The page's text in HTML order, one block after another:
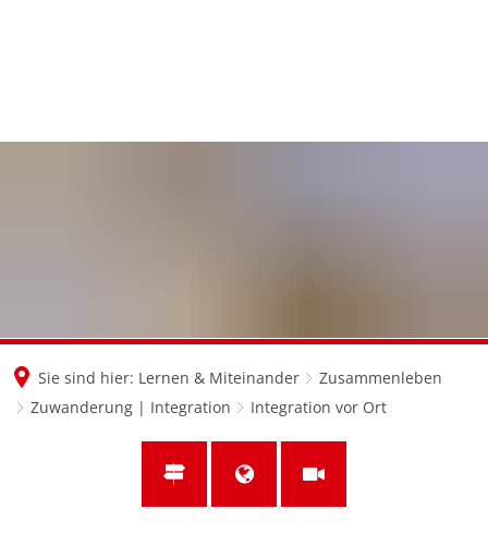
de
Sie sind hier: Lernen & Miteinander
Zusammenleben
Zuwanderung | Integration
Integration vor Ort